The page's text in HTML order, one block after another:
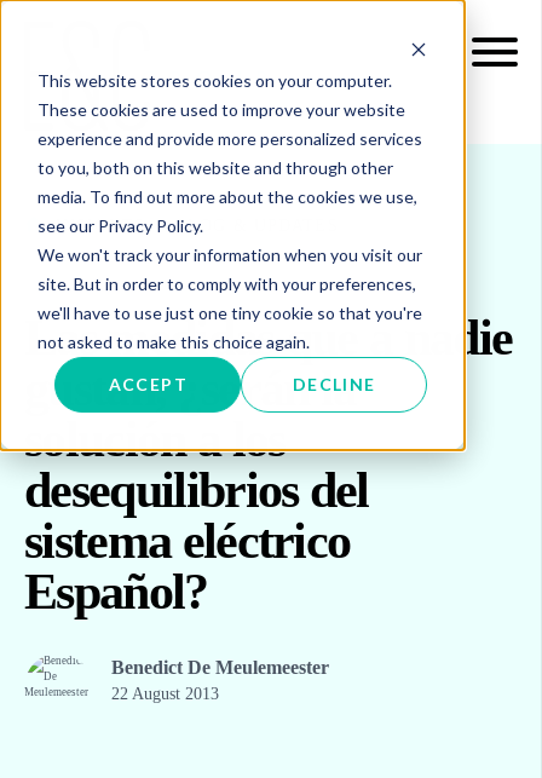
This website stores cookies on your computer.
These cookies are used to improve your website
experience and provide more personalized services
to you, both on this website and through other
media. To find out more about the cookies we use,
see our Privacy Policy.
We won't track your information when you visit our
site. But in order to comply with your preferences,
we'll have to use just one tiny cookie so that you're
not asked to make this choice again.
ACCEPT DECLINE
INSIGHTS BLOG & UPDATES
Las medidas que a nadie
gustan, ¿serán la
solución a los
desequilibrios del
sistema eléctrico
Español?
Benedict De Meulemeester
22 August 2013